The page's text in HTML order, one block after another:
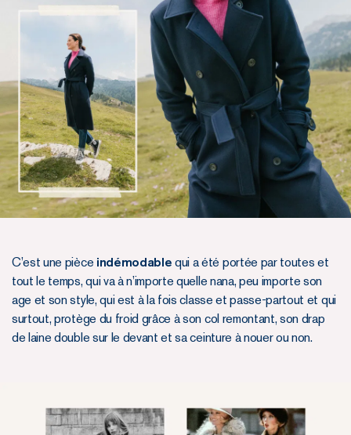
C’est une pièce indémodable qui a été portée par toutes et
tout le temps, qui va à n’importe quelle nana, peu importe son
age et son style, qui est à la fois classe et passe-partout et qui
surtout, protège du froid grâce à son col remontant, son drap
de laine double sur le devant et sa ceinture à nouer ou non.